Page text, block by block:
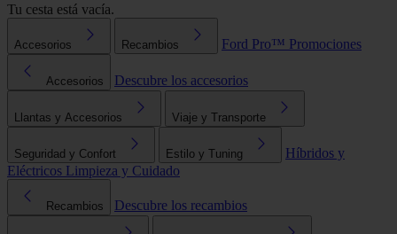
Tu cesta está vacía.
Accesorios Recambios Ford Pro™ Promociones
Accesorios Descubre los accesorios
Llantas y Accesorios Viaje y Transporte
Seguridad y Confort Estilo y Tuning
Híbridos y
Eléctricos Limpieza y Cuidado
Recambios Descubre los recambios